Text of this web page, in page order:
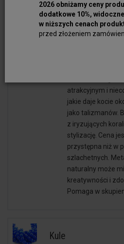
2026 obniżamy ceny
dodatkowe 10%,
w niższych cenach
przed złożeniem
działają jak
światło wzdłuż
czyste i duże
atrakcyjnym i
jakie daje kocie
jako talizmanów.
z iryzujących
stylizację. Cena
przystępna niż w
szlachetnych.
naturalny może
kreatywności i
Pomaga w
Kule